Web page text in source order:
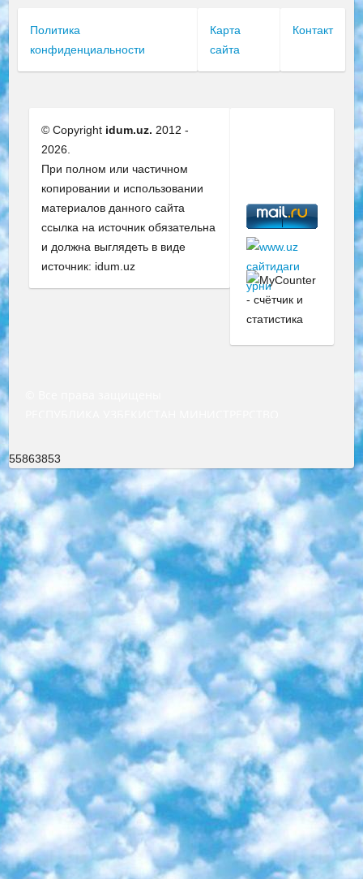
Политика
конфиденциальности
Карта
сайта
Контакт
© Copyright idum.uz. 2012 -
2026.
При полном или частичном
копировании и использовании
материалов данного сайта
ссылка на источник обязательна
и должна выглядеть в виде
источник: idum.uz
55863853